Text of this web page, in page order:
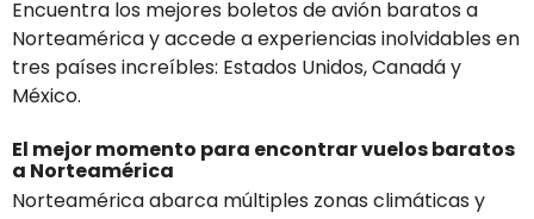
Encuentra los mejores boletos de avión baratos a
Norteamérica y accede a experiencias inolvidables en
tres países increíbles: Estados Unidos, Canadá y
México.
El mejor momento para encontrar vuelos baratos
a Norteamérica
Norteamérica abarca múltiples zonas climáticas y